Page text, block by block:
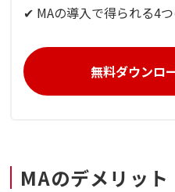
✔ MAの導入で得られる4
無料ダウンロ
MAのデメリット